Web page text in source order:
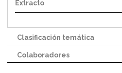
Extracto
Clasificación temática
Colaboradores